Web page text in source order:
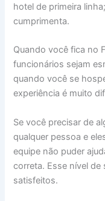
hotel de primeira
cumprimenta.
Quando você fica no
funcionários sejam
quando você se
experiência é muito
Se você precisar de
qualquer pessoa e
equipe não puder
correta. Esse nível
satisfeitos.